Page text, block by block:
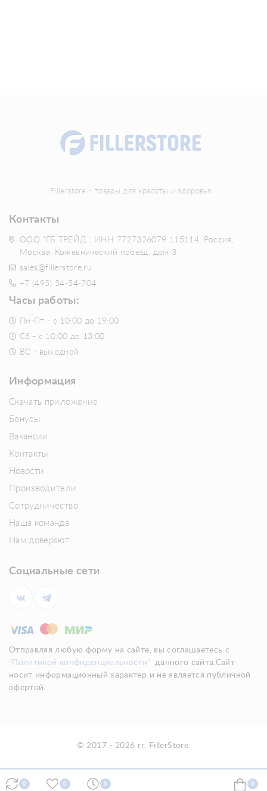
Fillerstore - товары для красоты и здоровья
Контакты
ООО "ГБ ТРЕЙД", ИНН 7727326079 115114, Россия,
Москва, Кожевнический проезд, дом 3
sales@fillerstore.ru
+7 (495) 54-54-704
Часы работы:
Пн-Пт - с 10:00 до 19:00
Сб - с 10:00 до 13:00
ВС - выходной
Информация
Скачать приложение
Бонусы
Вакансии
Контакты
Новости
Производители
Сотрудничество
Наша команда
Нам доверяют
Социальные сети
Отправляя любую форму на сайте, вы соглашаетесь с
"Политикой конфиденциальности"
данного сайта.Сайт
носит информационный характер и не является публичной
офертой.
© 2017 - 2026 гг. FillerStore.
0 0 0 0